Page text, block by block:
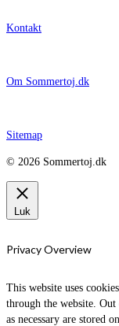
Kontakt
Om Sommertoj.dk
Sitemap
© 2026 Sommertoj.dk
Luk
Privacy Overview
This website uses
through the website. Out
as necessary are stored